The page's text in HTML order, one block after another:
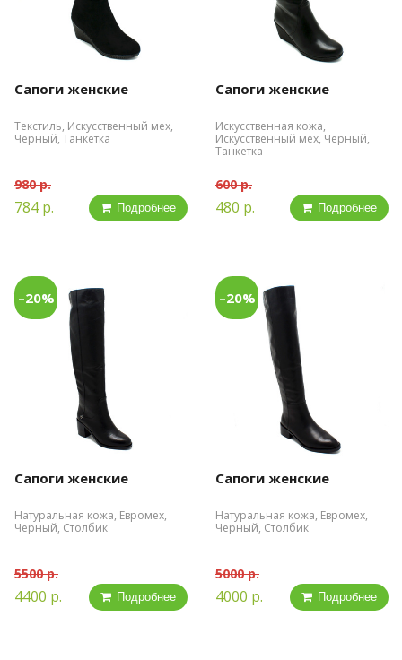
Сапоги женские
Текстиль, Искусственный мех,
Черный, Танкетка
980 р.
784 р. Подробнее
Сапоги женские
Искусственная кожа,
Искусственный мех, Черный,
Танкетка
600 р.
480 р. Подробнее
–20%
Сапоги женские
Натуральная кожа, Евромех,
Черный, Столбик
5500 р.
4400 р. Подробнее
–20%
Сапоги женские
Натуральная кожа, Евромех,
Черный, Столбик
5000 р.
4000 р. Подробнее